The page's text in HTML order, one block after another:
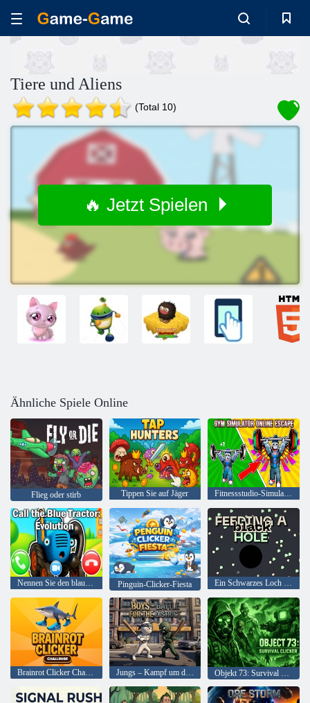
Tiere und Aliens
(Total 10)
🔥 Jetzt Spielen
Ähnliche Spiele Online
Flieg oder stirb Tippen Sie auf Jäger Fitnessstudio-Simulator Online Escape
Nennen Sie den blauen Traktor: Evolution Pinguin-Clicker-Fiesta Ein Schwarzes Loch füttern
Brainrot Clicker Challenge Jungs – Kampf um den Bezirk Objekt 73: Survival Clicker